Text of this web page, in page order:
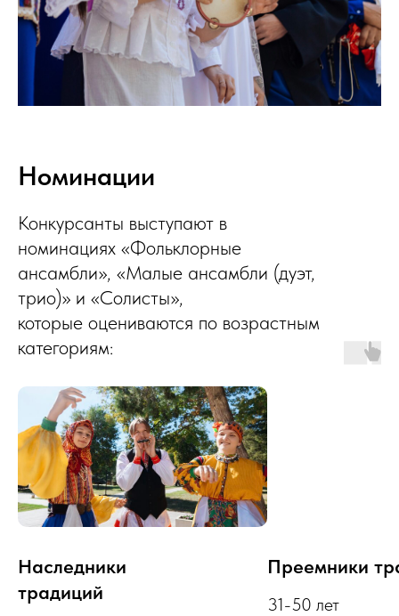
Номинации
Конкурсанты выступают в
номинациях «Фольклорные
ансамбли», «Малые ансамбли (дуэт,
трио)» и «Солисты»,
которые оцениваются по возрастным
категориям:
Наследники
традиций
Преемники
31-50 лет